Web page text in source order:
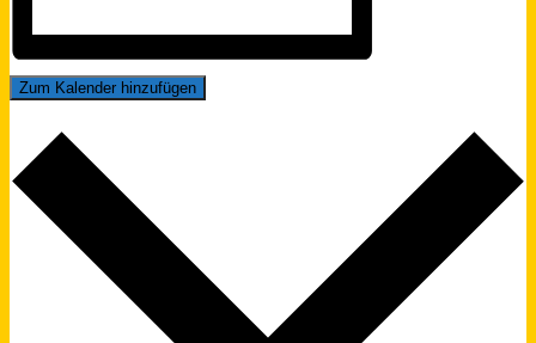
Zum Kalender hinzufügen